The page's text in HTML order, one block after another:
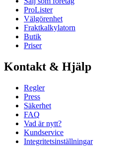
ProLister
Välgörenhet
Fraktkalkylatorn
Butik
Priser
Kontakt & Hjälp
Regler
Press
Säkerhet
FAQ
Vad är nytt?
Kundservice
Integritetsinställningar